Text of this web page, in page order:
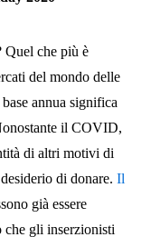
Quel che più è
del mondo delle
annua significa
il COVID,
di altri motivi di
di donare. Il
già essere
che gli inserzionisti